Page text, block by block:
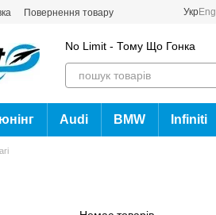
Повернення товару УкрEng
No Limit - Тому Що Гонка
Audi BMW Infiniti